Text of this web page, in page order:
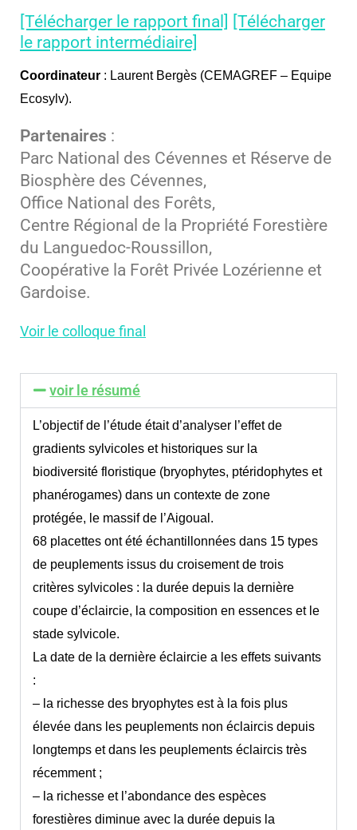
[Télécharger le rapport final] [Télécharger
le rapport intermédiaire]
Coordinateur : Laurent Bergès (CEMAGREF – Equipe
Ecosylv).
Partenaires :
Parc National des Cévennes et Réserve de
Biosphère des Cévennes,
Office National des Forêts,
Centre Régional de la Propriété Forestière
du Languedoc-Roussillon,
Coopérative la Forêt Privée Lozérienne et
Gardoise.
Voir le colloque final
voir le résumé
L’objectif de l’étude était d’analyser l’effet de
gradients sylvicoles et historiques sur la
biodiversité floristique (bryophytes, ptéridophytes et
phanérogames) dans un contexte de zone
protégée, le massif de l’Aigoual.
68 placettes ont été échantillonnées dans 15 types
de peuplements issus du croisement de trois
critères sylvicoles : la durée depuis la dernière
coupe d’éclaircie, la composition en essences et le
stade sylvicole.
La date de la dernière éclaircie a les effets suivants
:
– la richesse des bryophytes est à la fois plus
élevée dans les peuplements non éclaircis depuis
longtemps et dans les peuplements éclaircis très
récemment ;
– la richesse et l’abondance des espèces
forestières diminue avec la durée depuis la